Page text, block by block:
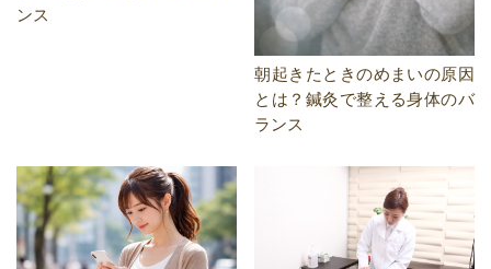
ンス
朝起きたときのめまいの原因
とは？鍼灸で整える身体のバ
ランス